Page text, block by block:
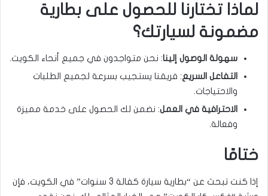
لماذا تختارنا للحصول على بطارية
مضمونة لسيارتك؟
سهولة الوصول إلينا: نحن متواجدون في جميع أنحاء الكويت.
التفاعل السريع: فريقنا يستجيب بسرعة لجميع الطلبات
والاحتياجات.
الاحترافية في العمل: نضمن لك الحصول على خدمة مميزة
وفعالة.
ختامًا
إذا كنت تبحث عن “بطارية سيارة كفالة 3 سنوات” في الكويت، فإن